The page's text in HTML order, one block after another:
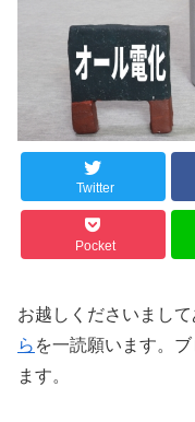
Twitter
Pocket
お越しくださいまし
ら を一読願います。
ます。